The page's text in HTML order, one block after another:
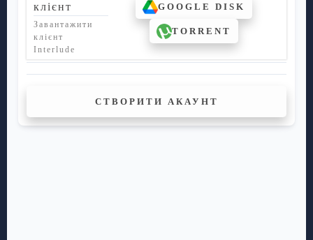
клієнт
Завантажити
клієнт
Interlude
GOOGLE DISK
TORRENT
СТВОРИТИ АКАУНТ